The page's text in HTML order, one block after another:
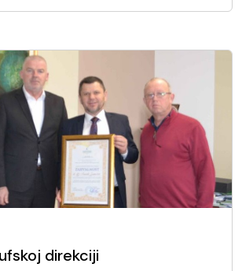
direkciji